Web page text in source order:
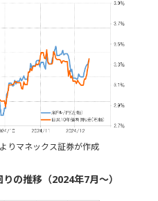
りマネックス証券が作成
の推移（2024年7月～）